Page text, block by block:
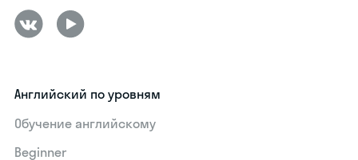
Английский по уровням
Обучение английскому
Beginner